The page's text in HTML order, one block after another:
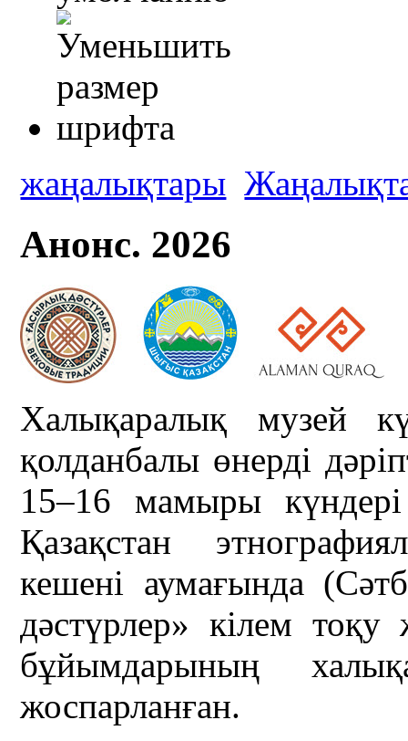
жаңалықтары
Анонс. 2026
Халықаралық музей
қолданбалы өнерді
15–16 мамыры
Қазақстан
кешені аумағында
дәстүрлер» кілем тоқу
бұйымдарының
жоспарланған.